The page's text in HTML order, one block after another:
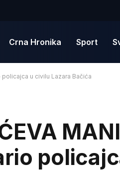
Crna Hronika Sport
policajca u civilu Lazara Bačića